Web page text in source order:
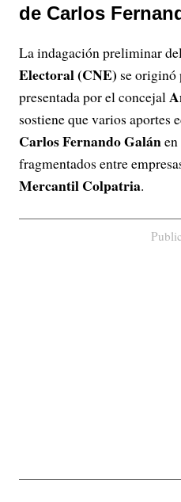
de Carlos
La indagación preliminar
Electoral (CNE) se originó
presentada por el concejal
sostiene que varios aportes
Carlos Fernando Galán
fragmentados entre
Mercantil Colpatria.